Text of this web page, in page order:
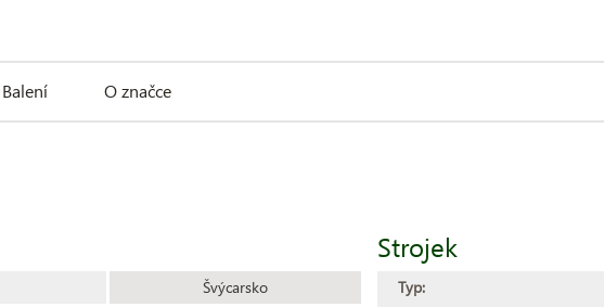
Balení O značce
Švýcarsko
Strojek
Typ: